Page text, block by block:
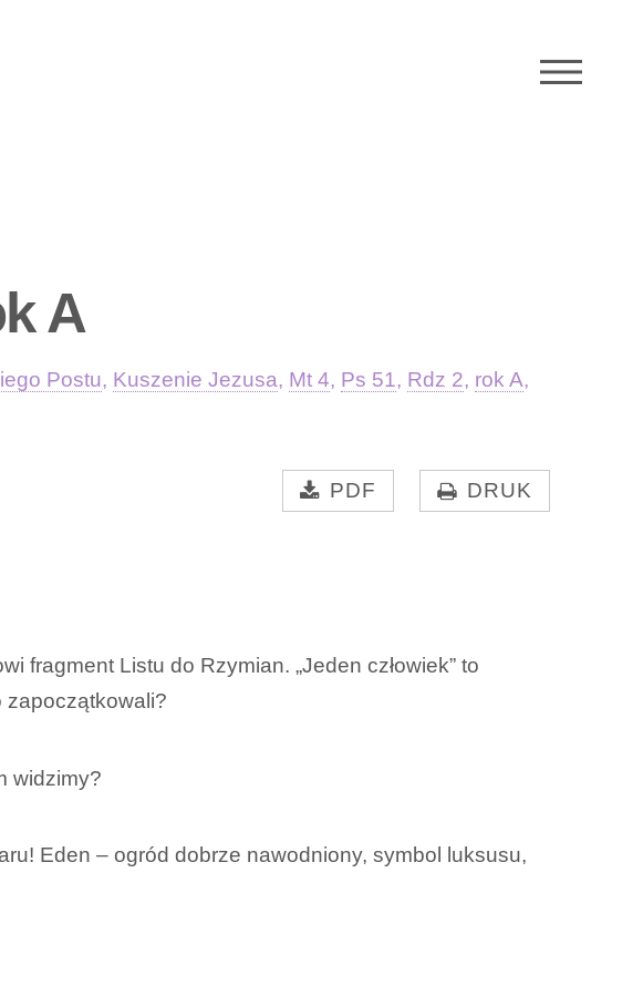
A
Postu, Kuszenie Jezusa, Mt 4, Ps 51, Rdz 2, rok A,
PDF DRUK
fragment Listu do Rzymian. „Jeden człowiek” to
zapoczątkowali?
widzimy?
Eden – ogród dobrze nawodniony, symbol luksusu,